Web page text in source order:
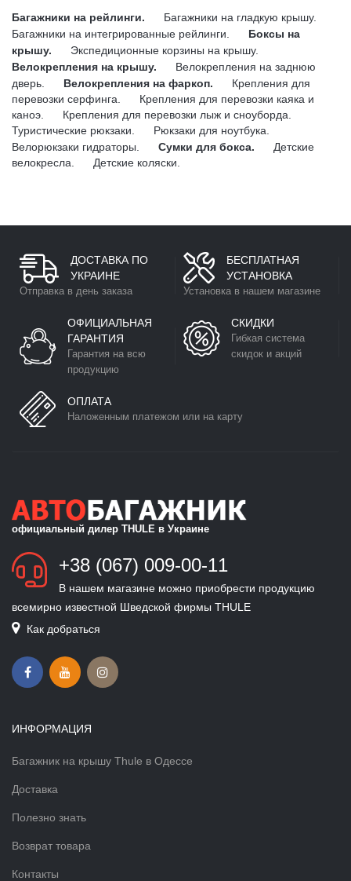
Багажники на рейлинги.
Багажники на гладкую крышу.
Багажники на интегрированные рейлинги.
Боксы на
крышу.
Экспедиционные корзины на крышу.
Велокрепления на крышу.
Велокрепления на заднюю
дверь.
Велокрепления на фаркоп.
Крепления для
перевозки серфинга.
Крепления для перевозки каяка и
каноэ.
Крепления для перевозки лыж и сноуборда.
Туристические рюкзаки.
Рюкзаки для ноутбука.
Велорюкзаки гидраторы.
Сумки для бокса.
Детские
велокресла.
Детские коляски.
ДОСТАВКА ПО
УКРАИНЕ
Отправка в день заказа
БЕСПЛАТНАЯ
УСТАНОВКА
Установка в нашем магазине
ОФИЦИАЛЬНАЯ
ГАРАНТИЯ
Гарантия на всю
продукцию
СКИДКИ
Гибкая система
скидок и акций
ОПЛАТА
Наложенным платежом или на карту
официальный дилер THULE в Украине
+38 (067) 009-00-11
В нашем магазине можно приобрести продукцию
всемирно известной Шведской фирмы THULE
Как добраться
ИНФОРМАЦИЯ
Багажник на крышу Thule в Одессе
Доставка
Полезно знать
Возврат товара
Контакты